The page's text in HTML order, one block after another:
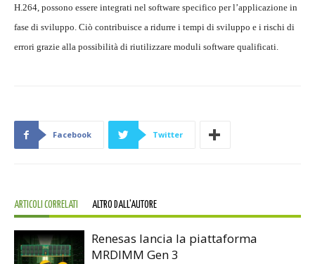
H.264, possono essere integrati nel software specifico per l’applicazione in
fase di sviluppo. Ciò contribuisce a ridurre i tempi di sviluppo e i rischi di
errori grazie alla possibilità di riutilizzare moduli software qualificati.
Facebook Twitter
ARTICOLI CORRELATI ALTRO DALL'AUTORE
Renesas lancia la piattaforma
MRDIMM Gen 3